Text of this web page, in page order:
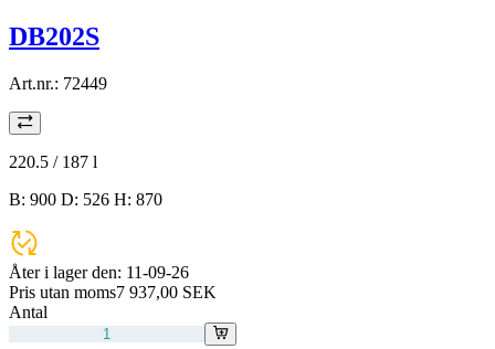
DB202S
Art.nr.: 72449
220.5 / 187 l
B: 900 D: 526 H: 870
Åter i lager den: 11-09-26
Pris utan moms7 937,00 SEK
Antal